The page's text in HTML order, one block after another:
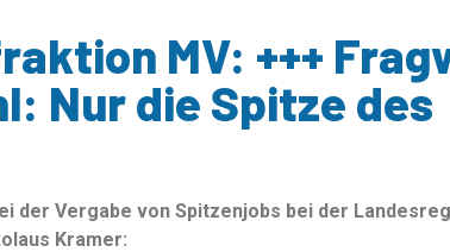
MV: +++
Nur die Spitze des
der Vergabe von Spitzenjobs bei der
Kramer: